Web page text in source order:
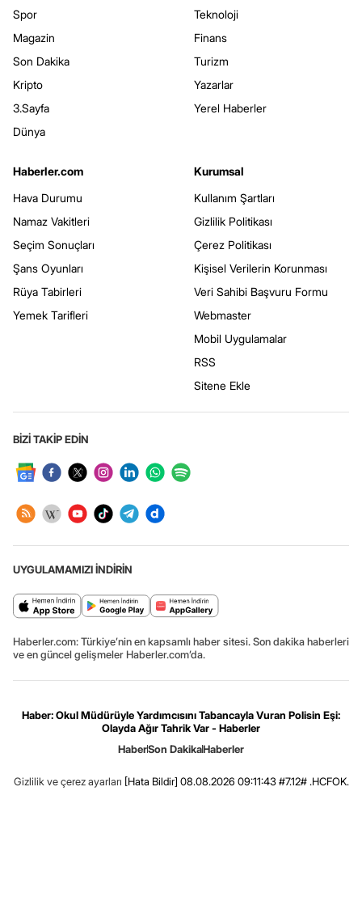
Spor
Magazin
Son Dakika
Kripto
3.Sayfa
Dünya
Teknoloji
Finans
Turizm
Yazarlar
Yerel Haberler
Haberler.com
Hava Durumu
Namaz Vakitleri
Seçim Sonuçları
Şans Oyunları
Rüya Tabirleri
Yemek Tarifleri
Kurumsal
Kullanım Şartları
Gizlilik Politikası
Çerez Politikası
Kişisel Verilerin Korunması
Veri Sahibi Başvuru Formu
Webmaster
Mobil Uygulamalar
RSS
Sitene Ekle
BİZİ TAKİP EDİN
UYGULAMAMIZI İNDİRİN
Haberler.com: Türkiye’nin en kapsamlı haber sitesi. Son dakika haberleri
ve en güncel gelişmeler Haberler.com’da.
Haber: Okul Müdürüyle Yardımcısını Tabancayla Vuran Polisin Eşi:
Olayda Ağır Tahrik Var - Haberler
HaberSon DakikaHaberler
Gizlilik ve çerez ayarları [Hata Bildir] 08.08.2026 09:11:43 #7.12# .HCFOK.